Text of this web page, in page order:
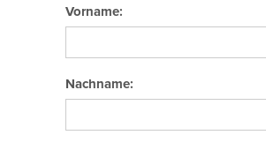
Vorname:
Nachname: